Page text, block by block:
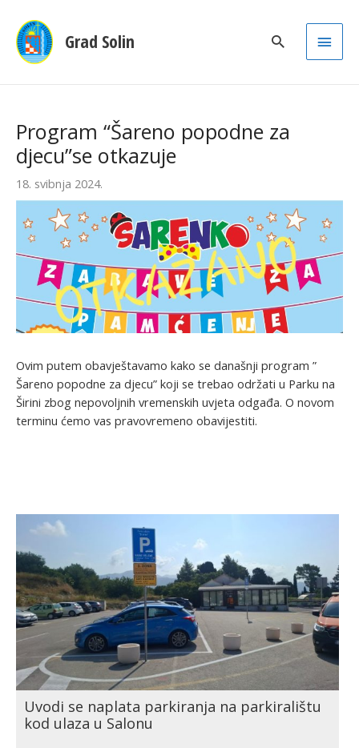
Grad Solin
Main
Program “Šareno popodne za
djecu”se otkazuje
18. svibnja 2024.
Ovim putem obavještavamo kako se današnji program ”
Šareno popodne za djecu” koji se trebao održati u Parku na
Širini zbog nepovoljnih vremenskih uvjeta odgađa. O novom
terminu ćemo vas pravovremeno obavijestiti.
Uvodi se naplata parkiranja na parkiralištu
kod ulaza u Salonu